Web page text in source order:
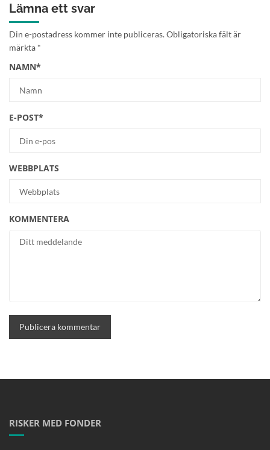
Lämna ett svar
Din e-postadress kommer inte publiceras.Obligatoriska fält är
märkta *
NAMN*
E-POST*
WEBBPLATS
KOMMENTERA
RISKER MED FONDER